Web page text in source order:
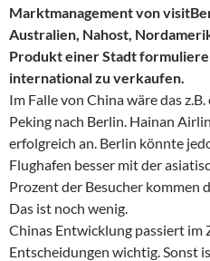
Marktmanagement von
Australien, Nahost,
Produkt einer Stadt
international zu verkaufen.
Im Falle von China wäre das
Peking nach Berlin. Hainan
erfolgreich an. Berlin könnte
Flughafen besser mit der
Prozent der Besucher kommen
Das ist noch wenig.
Chinas Entwicklung passiert im
Entscheidungen wichtig. Sonst